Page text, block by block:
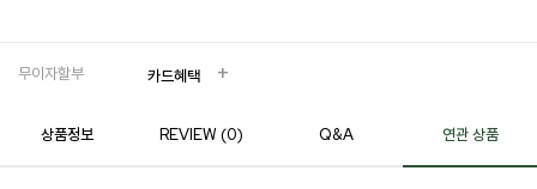
무이자할부 카드혜택
상품정보 REVIEW (0) Q&A 연관 상품